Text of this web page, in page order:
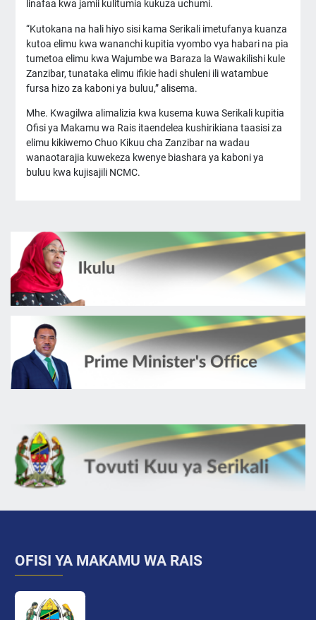
linafaa kwa jamii kulitumia kukuza uchumi.
“Kutokana na hali hiyo sisi kama Serikali imetufanya kuanza
kutoa elimu kwa wananchi kupitia vyombo vya habari na pia
tumetoa elimu kwa Wajumbe wa Baraza la Wawakilishi kule
Zanzibar, tunataka elimu ifikie hadi shuleni ili watambue
fursa hizo za kaboni ya buluu,” alisema.
Mhe. Kwagilwa alimalizia kwa kusema kuwa Serikali kupitia
Ofisi ya Makamu wa Rais itaendelea kushirikiana taasisi za
elimu kikiwemo Chuo Kikuu cha Zanzibar na wadau
wanaotarajia kuwekeza kwenye biashara ya kaboni ya
buluu kwa kujisajili NCMC.
OFISI YA MAKAMU WA RAIS